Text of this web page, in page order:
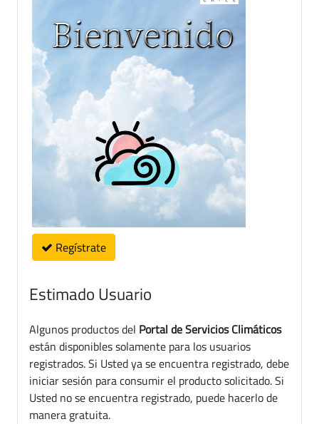
Regístrate
Estimado Usuario
Algunos productos del Portal de Servicios Climáticos
están disponibles solamente para los usuarios
registrados. Si Usted ya se encuentra registrado, debe
iniciar sesión para consumir el producto solicitado. Si
Usted no se encuentra registrado, puede hacerlo de
manera gratuita.